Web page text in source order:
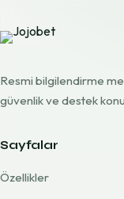
Resmi bilgilendirme
güvenlik ve destek
Sayfalar
Özellikler